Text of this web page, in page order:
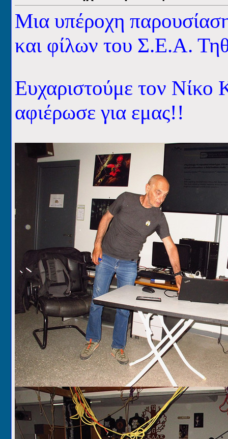
Μια υπέροχη
και φίλων του Σ.Ε.Α.
Ευχαριστούμε τον Νίκο
αφιέρωσε για εμας!!